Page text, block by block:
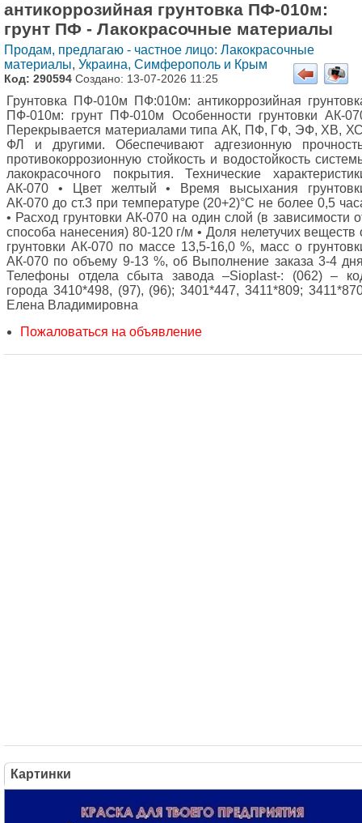
антикоррозийная грунтовка ПФ-010м:
грунт ПФ - Лакокрасочные материалы
Продам, предлагаю - частное лицо: Лакокрасочные
материалы, Украина, Симферополь и Крым
Код: 290594 Создано: 13-07-2026 11:25
Грунтовка ПФ-010м ПФ:010м: антикоррозийная
ПФ-010м: грунт ПФ-010м Особенности грунтовки АК-
Перекрывается материалами типа АК, ПФ, ГФ, ЭФ, ХВ,
ФЛ и другими. Обеспечивают адгезионную
противокоррозионную стойкость и водостойкость
лакокрасочного покрытия. Технические
АК-070 • Цвет желтый • Время высыхания
АК-070 до ст.3 при температуре (20+2)°С не более 0,5
• Расход грунтовки АК-070 на один слой (в зависимости
способа нанесения) 80-120 г/м • Доля нелетучих веществ
грунтовки АК-070 по массе 13,5-16,0 %, масс o
АК-070 по объему 9-13 %, об Выполнение заказа 3-4
Телефоны отдела сбыта завода –Sioplast-: (062) –
города 3410*498, (97), (96); 3401*447, 3411*809;
Елена Владимировна
Пожаловаться на объявление
Картинки